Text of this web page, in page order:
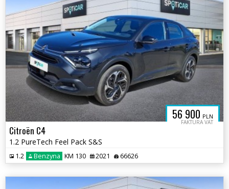
56 900 PLN
FAKTURA VAT
Citroën C4
1.2 PureTech Feel Pack S&S
1.2 Benzyna KM 130 2021 66626